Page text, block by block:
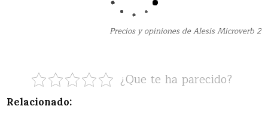
Precios y opiniones de Alesis Microverb 2
¿Que te ha parecido?
Relacionado: